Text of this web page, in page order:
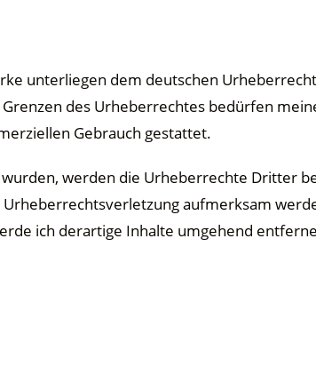
unterliegen dem deutschen
des Urheberrechtes bedürfen
Gebrauch gestattet.
werden die Urheberrechte Dritter
aufmerksam
ich derartige Inhalte umgehend